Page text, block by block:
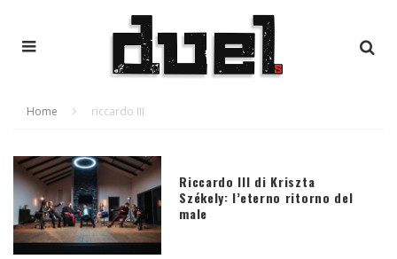
Home riccardo III
Riccardo III di Kriszta
Székely: l’eterno ritorno del
male